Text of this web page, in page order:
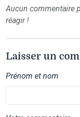
Aucun commentaire
réagir !
Laisser un
Prénom et nom